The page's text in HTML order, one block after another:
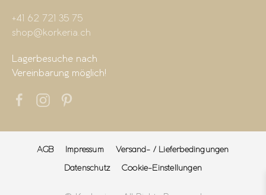
+41 62 721 35 75
shop@korkeria.ch
Lagerbesuche nach
Vereinbarung möglich!
AGB Impressum
Versand- / Lieferbedingungen
Datenschutz
Cookie-Einstellungen